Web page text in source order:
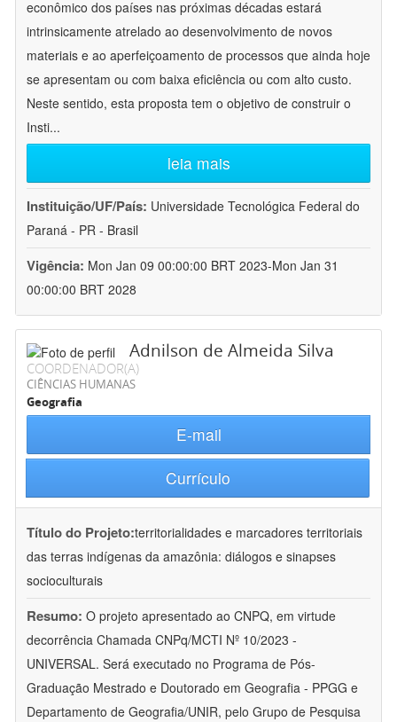
econômico dos países nas próximas décadas estará
intrinsicamente atrelado ao desenvolvimento de novos
materiais e ao aperfeiçoamento de processos que ainda hoje
se apresentam ou com baixa eficiência ou com alto custo.
Neste sentido, esta proposta tem o objetivo de construir o
Insti...
leia mais
Instituição/UF/País: Universidade Tecnológica Federal do
Paraná - PR - Brasil
Vigência: Mon Jan 09 00:00:00 BRT 2023-Mon Jan 31
00:00:00 BRT 2028
Adnilson de Almeida Silva
COORDENADOR(A)
CIÊNCIAS HUMANAS
Geografia
E-mail
Currículo
Título do Projeto:territorialidades e marcadores territoriais
das terras indígenas da amazônia: diálogos e sinapses
socioculturais
Resumo: O projeto apresentado ao CNPQ, em virtude
decorrência Chamada CNPq/MCTI Nº 10/2023 -
UNIVERSAL. Será executado no Programa de Pós-
Graduação Mestrado e Doutorado em Geografia - PPGG e
Departamento de Geografia/UNIR, pelo Grupo de Pesquisa